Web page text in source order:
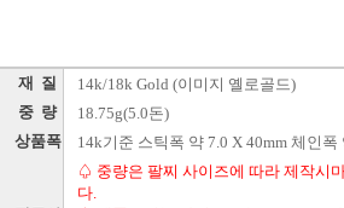
재 질 14k/18k Gold (이미지 옐로골드)
중 량 18.75g(5.0돈)
상품폭 14k기준 스틱폭 약 7.0 X 40mm 체인폭
♤ 중량은 팔찌 사이즈에 따라 제작시
다.